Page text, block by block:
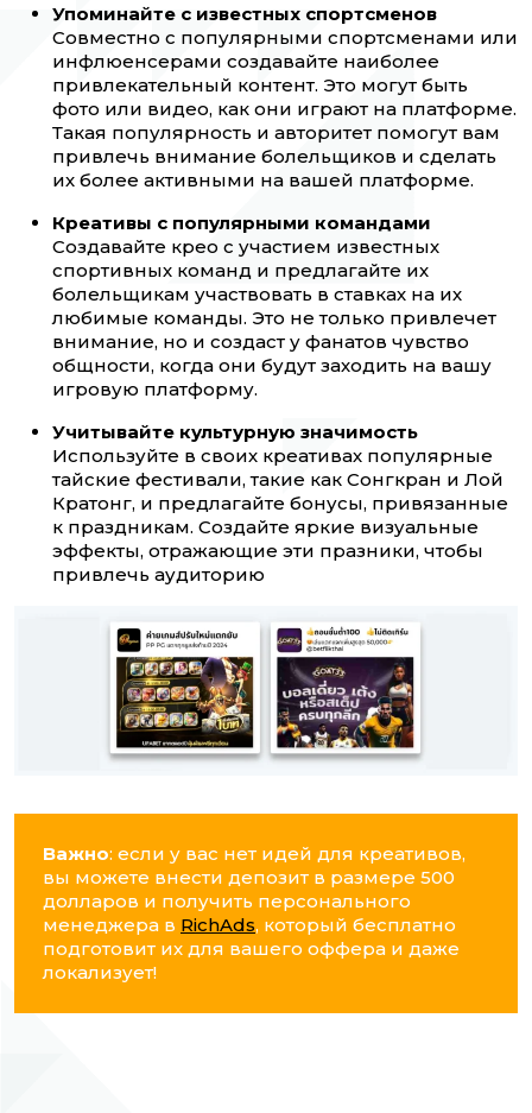
Упоминайте с известных спортсменов
Совместно с популярными спортсменами или
инфлюенсерами создавайте наиболее
привлекательный контент. Это могут быть
фото или видео, как они играют на платформе.
Такая популярность и авторитет помогут вам
привлечь внимание болельщиков и сделать
их более активными на вашей платформе.
Креативы с популярными командами
Создавайте крео с участием известных
спортивных команд и предлагайте их
болельщикам участвовать в ставках на их
любимые команды. Это не только привлечет
внимание, но и создаст у фанатов чувство
общности, когда они будут заходить на вашу
игровую платформу.
Учитывайте культурную значимость
Используйте в своих креативах популярные
тайские фестивали, такие как Сонгкран и Лой
Кратонг, и предлагайте бонусы, привязанные
к праздникам. Создайте яркие визуальные
эффекты, отражающие эти празники, чтобы
привлечь аудиторию
Важно: если у вас нет идей для креативов,
вы можете внести депозит в размере 500
долларов и получить персонального
менеджера в RichAds, который бесплатно
подготовит их для вашего оффера и даже
локализует!